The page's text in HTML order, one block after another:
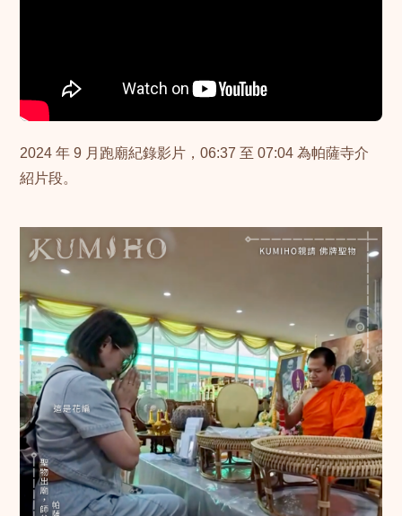
2024 年 9 月跑廟紀錄影片，06:37 至 07:04 為帕薩寺介
紹片段。